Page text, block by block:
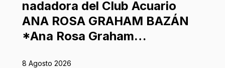
nadadora del Club Acuario
ANA ROSA GRAHAM BAZÁN
*Ana Rosa Graham…
8 Agosto 2026